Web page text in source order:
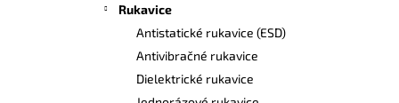
Rukavice
Antistatické rukavice (ESD)
Antivibračné rukavice
Dielektrické rukavice